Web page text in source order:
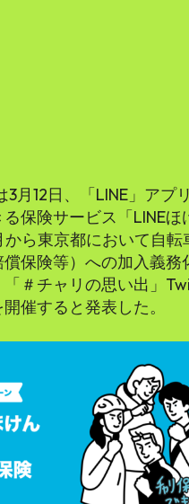
3月12日、「LINE」アプ
保険サービス「LINEほ
ら東京都において自転
償保険等）への加入義務
「＃チャリの思い出」
催すると発表した。